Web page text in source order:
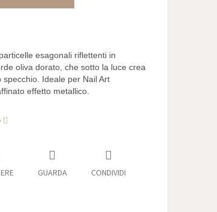
esagonali riflettenti in
oliva dorato, che sotto la luce crea
Ideale per Nail Art
effetto metallico.
GUARDA CONDIVIDI